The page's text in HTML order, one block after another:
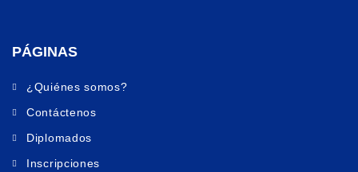
PÁGINAS
¿Quiénes somos?
Contáctenos
Diplomados
Inscripciones